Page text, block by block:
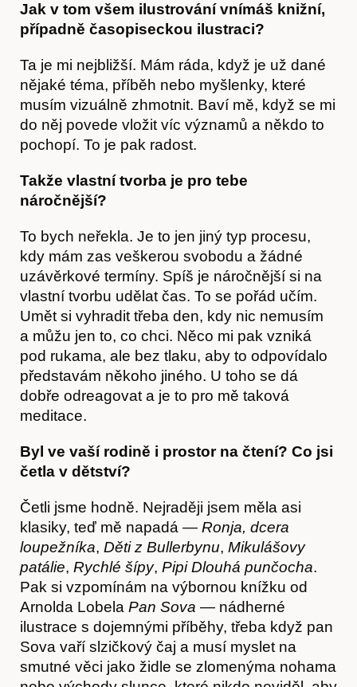
Obchod
Jak v tom všem ilustrování vnímáš knižní,
případně časopiseckou ilustraci?
Ta je mi nejbližší. Mám ráda, když je už dané
nějaké téma, příběh nebo myšlenky, které
musím vizuálně zhmotnit. Baví mě, když se mi
do něj povede vložit víc významů a někdo to
pochopí. To je pak radost.
Takže vlastní tvorba je pro tebe
náročnější?
To bych neřekla. Je to jen jiný typ procesu,
kdy mám zas veškerou svobodu a žádné
uzávěrkové termíny. Spíš je náročnější si na
vlastní tvorbu udělat čas. To se pořád učím.
Umět si vyhradit třeba den, kdy nic nemusím
a můžu jen to, co chci. Něco mi pak vzniká
pod rukama, ale bez tlaku, aby to odpovídalo
představám někoho jiného. U toho se dá
dobře odreagovat a je to pro mě taková
meditace.
Byl ve vaší rodině i prostor na čtení? Co jsi
četla v dětství?
Četli jsme hodně. Nejraději jsem měla asi
klasiky, teď mě napadá — Ronja, dcera
loupežníka, Děti z Bullerbynu, Mikulášovy
patálie, Rychlé šípy, Pipi Dlouhá punčocha.
Pak si vzpomínám na výbornou knížku od
Arnolda Lobela Pan Sova — nádherné
ilustrace s dojemnými příběhy, třeba když pan
Sova vaří slzičkový čaj a musí myslet na
smutné věci jako židle se zlomenýma nohama